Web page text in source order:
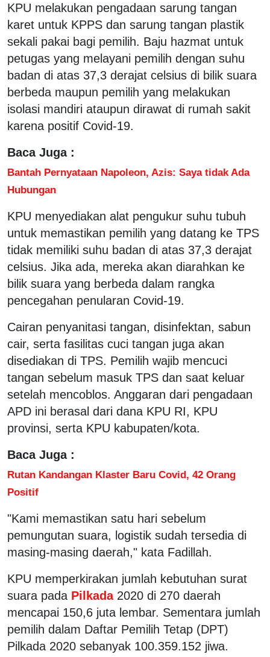
KPU melakukan pengadaan sarung tangan
karet untuk KPPS dan sarung tangan plastik
sekali pakai bagi pemilih. Baju hazmat untuk
petugas yang melayani pemilih dengan suhu
badan di atas 37,3 derajat celsius di bilik suara
berbeda maupun pemilih yang melakukan
isolasi mandiri ataupun dirawat di rumah sakit
karena positif Covid-19.
Baca Juga :
Bantah Pernyataan Napoleon, Azis: Saya tidak Ada
Hubungan
KPU menyediakan alat pengukur suhu tubuh
untuk memastikan pemilih yang datang ke TPS
tidak memiliki suhu badan di atas 37,3 derajat
celsius. Jika ada, mereka akan diarahkan ke
bilik suara yang berbeda dalam rangka
pencegahan penularan Covid-19.
Cairan penyanitasi tangan, disinfektan, sabun
cair, serta fasilitas cuci tangan juga akan
disediakan di TPS. Pemilih wajib mencuci
tangan sebelum masuk TPS dan saat keluar
setelah mencoblos. Anggaran dari pengadaan
APD ini berasal dari dana KPU RI, KPU
provinsi, serta KPU kabupaten/kota.
Baca Juga :
Rutan Kandangan Klaster Baru Covid, 42 Orang
Positif
"Kami memastikan satu hari sebelum
pemungutan suara, logistik sudah tersedia di
masing-masing daerah," kata Fadillah.
KPU memperkirakan jumlah kebutuhan surat
suara pada Pilkada 2020 di 270 daerah
mencapai 150,6 juta lembar. Sementara jumlah
pemilih dalam Daftar Pemilih Tetap (DPT)
Pilkada 2020 sebanyak 100.359.152 jiwa.